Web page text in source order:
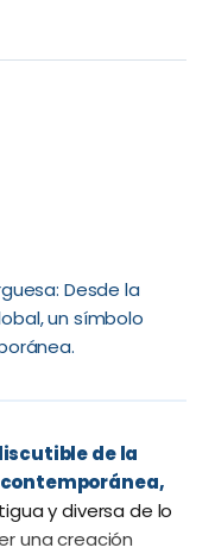
Desde la
un símbolo
de la
y diversa de lo
una creación